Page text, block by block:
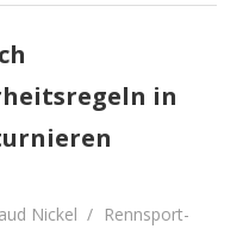
in
Nickel
Rennsport-